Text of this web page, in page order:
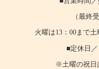
（最終
火曜は13：00まで土
■定休日／
※土曜の祝日